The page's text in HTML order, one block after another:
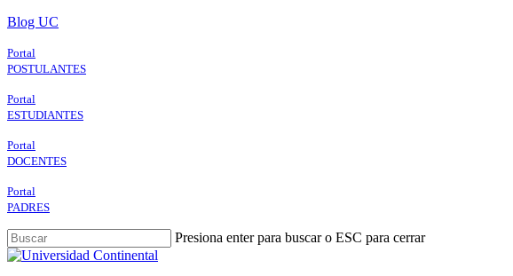
Skip
main
content
Blog UC
Portal
POSTULANTES
Portal
ESTUDIANTES
Portal
DOCENTES
Portal
PADRES
Presiona enter para buscar o ESC para cerrar
Close